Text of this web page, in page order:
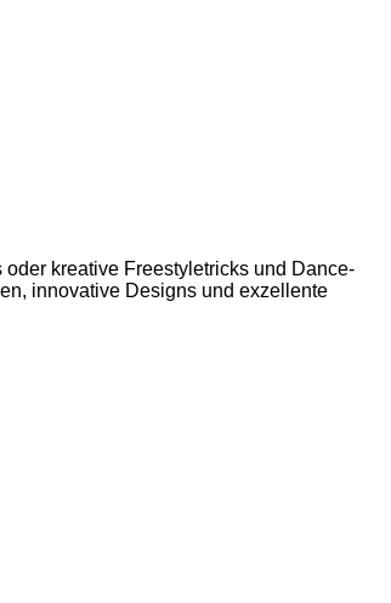
kreative Freestyletricks und Dance-
innovative Designs und exzellente